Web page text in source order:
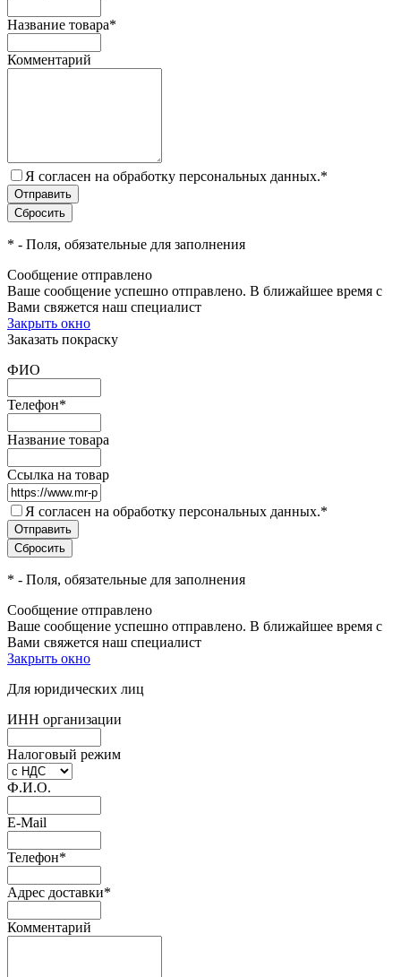
Название товара*
Комментарий
Я согласен на обработку персональных данных.*
* - Поля, обязательные для заполнения
Сообщение отправлено
Ваше сообщение успешно отправлено. В ближайшее время с
Вами свяжется наш специалист
Закрыть окно
Заказать покраску
ФИО
Телефон*
Название товара
Ссылка на товар
Я согласен на обработку персональных данных.*
* - Поля, обязательные для заполнения
Сообщение отправлено
Ваше сообщение успешно отправлено. В ближайшее время с
Вами свяжется наш специалист
Закрыть окно
Для юридических лиц
ИНН организации
Налоговый режим
Ф.И.О.
E-Mail
Телефон*
Адрес доставки*
Комментарий